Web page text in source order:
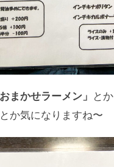
まかせラーメン」 とか
とか気になりますね〜